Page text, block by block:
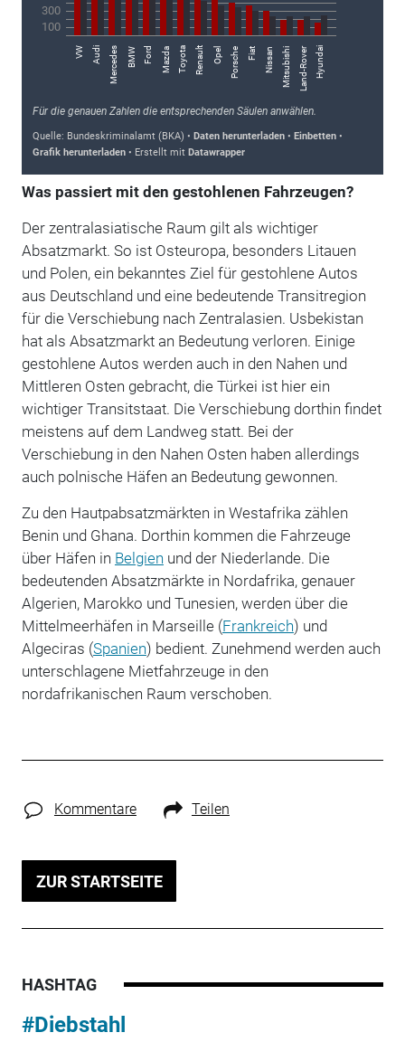
Was passiert mit den gestohlenen Fahrzeugen?
Der zentralasiatische Raum gilt als wichtiger
Absatzmarkt. So ist Osteuropa, besonders Litauen
und Polen, ein bekanntes Ziel für gestohlene Autos
aus Deutschland und eine bedeutende Transitregion
für die Verschiebung nach Zentralasien. Usbekistan
hat als Absatzmarkt an Bedeutung verloren. Einige
gestohlene Autos werden auch in den Nahen und
Mittleren Osten gebracht, die Türkei ist hier ein
wichtiger Transitstaat. Die Verschiebung dorthin findet
meistens auf dem Landweg statt. Bei der
Verschiebung in den Nahen Osten haben allerdings
auch polnische Häfen an Bedeutung gewonnen.
Zu den Hautpabsatzmärkten in Westafrika zählen
Benin und Ghana. Dorthin kommen die Fahrzeuge
über Häfen in Belgien und der Niederlande. Die
bedeutenden Absatzmärkte in Nordafrika, genauer
Algerien, Marokko und Tunesien, werden über die
Mittelmeerhäfen in Marseille (Frankreich) und
Algeciras (Spanien) bedient. Zunehmend werden auch
unterschlagene Mietfahrzeuge in den
nordafrikanischen Raum verschoben.
Kommentare Teilen
ZUR STARTSEITE
HASHTAG
#Diebstahl